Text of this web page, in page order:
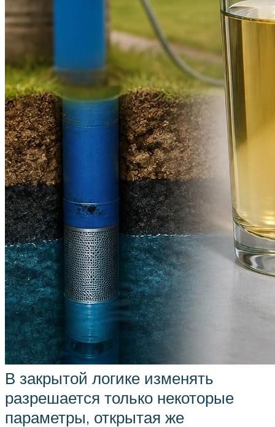
В закрытой логике изменять
разрешается только некоторые
параметры, открытая же